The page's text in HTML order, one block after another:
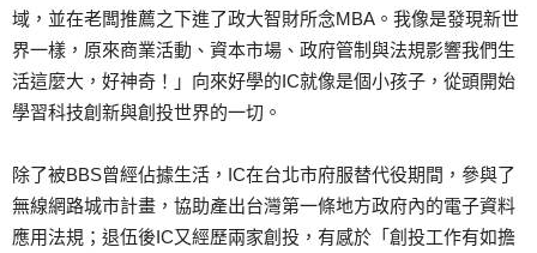
域，並在老闆推薦之下進了政大智財所念MBA。我像是發現新世
界一樣，原來商業活動、資本市場、政府管制與法規影響我們生
活這麼大，好神奇！」向來好學的IC就像是個小孩子，從頭開始
學習科技創新與創投世界的一切。
除了被BBS曾經佔據生活，IC在台北市府服替代役期間，參與了
無線網路城市計畫，協助產出台灣第一條地方政府內的電子資料
應用法規；退伍後IC又經歷兩家創投，有感於「創投工作有如擔